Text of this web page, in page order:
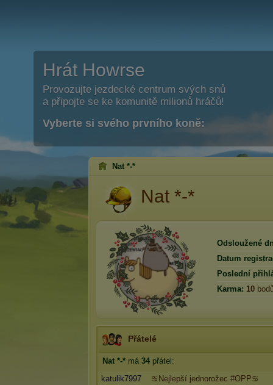
Hrát Howrse
Provozujte jezdecké centrum svých snů
a připojte se ke komunitě milionů hráčů!
Vyberte si svého prvního koně:
Nat *-*
Nat *-*
Odsloužené
Datum
Poslední
Karma: 10
Přátelé
Nat *-* má 34 přátel:
katulik7997
♋Nejlepší jednorožec #OPP♋